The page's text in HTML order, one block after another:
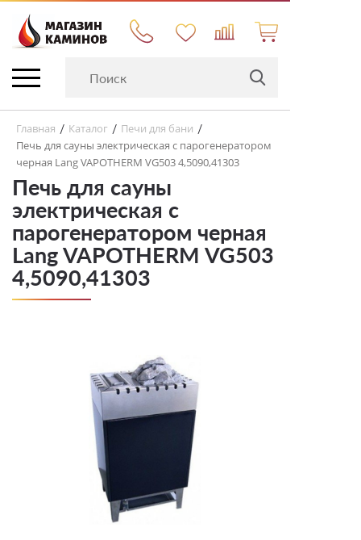
Главная / Каталог / Печи для бани /
Печь для сауны электрическая с парогенератором
черная Lang VAPOTHERM VG503 4,5090,41303
Печь для сауны
электрическая с
парогенератором черная
Lang VAPOTHERM VG503
4,5090,41303